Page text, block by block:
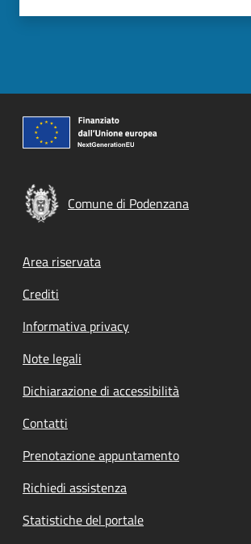
Comune di Podenzana
Footer menu
Area riservata
Crediti
Informativa privacy
Note legali
Dichiarazione di accessibilità
Contatti
Prenotazione appuntamento
Richiedi assistenza
Statistiche del portale